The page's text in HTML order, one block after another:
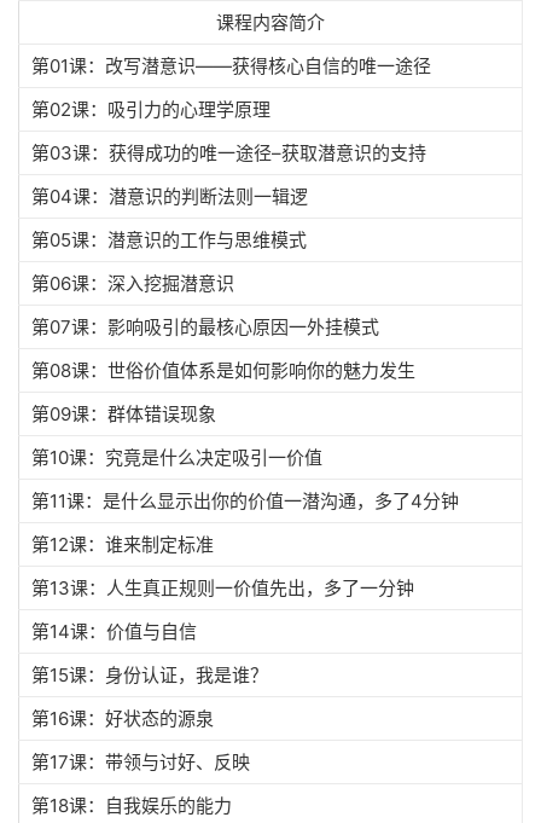
课程内容简介
第01课：改写潜意识——获得核心自信的唯一途径
第02课：吸引力的心理学原理
第03课：获得成功的唯一途径–获取潜意识的支持
第04课：潜意识的判断法则一辑逻
第05课：潜意识的工作与思维模式
第06课：深入挖掘潜意识
第07课：影响吸引的最核心原因一外挂模式
第08课：世俗价值体系是如何影响你的魅力发生
第09课：群体错误现象
第10课：究竟是什么决定吸引一价值
第11课：是什么显示出你的价值一潜沟通，多了4分钟
第12课：谁来制定标准
第13课：人生真正规则一价值先出，多了一分钟
第14课：价值与自信
第15课：身份认证，我是谁？
第16课：好状态的源泉
第17课：带领与讨好、反映
第18课：自我娱乐的能力